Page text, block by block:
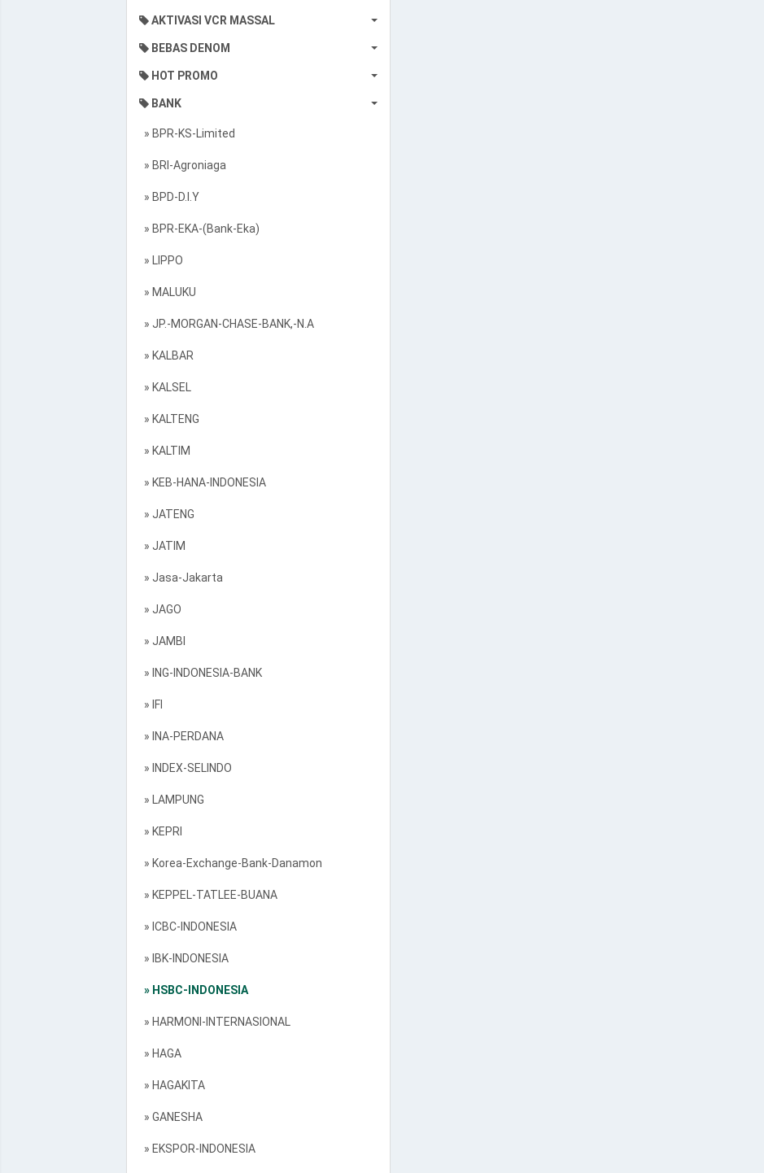
AKTIVASI VCR MASSAL
BEBAS DENOM
HOT PROMO
BANK
» BPR-KS-Limited
» BRI-Agroniaga
» BPD-D.I.Y
» BPR-EKA-(Bank-Eka)
» LIPPO
» MALUKU
» JP.-MORGAN-CHASE-BANK,-N.A
» KALBAR
» KALSEL
» KALTENG
» KALTIM
» KEB-HANA-INDONESIA
» JATENG
» JATIM
» Jasa-Jakarta
» JAGO
» JAMBI
» ING-INDONESIA-BANK
» IFI
» INA-PERDANA
» INDEX-SELINDO
» LAMPUNG
» KEPRI
» Korea-Exchange-Bank-Danamon
» KEPPEL-TATLEE-BUANA
» ICBC-INDONESIA
» IBK-INDONESIA
» HSBC-INDONESIA
» HARMONI-INTERNASIONAL
» HAGA
» HAGAKITA
» GANESHA
» EKSPOR-INDONESIA